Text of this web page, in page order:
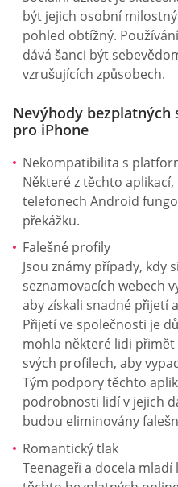
být jejich osobní
pohled obtížný.
dává šanci být
vzrušujících způsobech.
Nevýhody bezplatných
pro iPhone
Nekompatibilita s
Některé z těchto
telefonech Android
překážku.
Falešné profily
Jsou známy případy, kdy
seznamovacích webech
aby získali snadné přijetí
Přijetí ve společnosti je
mohla některé lidi přimět
svých profilech, aby
Tým podpory těchto
podrobnosti lidí v jejich
budou eliminovány
Romantický tlak
Teenageři a docela